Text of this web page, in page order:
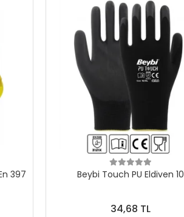
397
Beybi Touch PU Eldiven 10
34,68 TL